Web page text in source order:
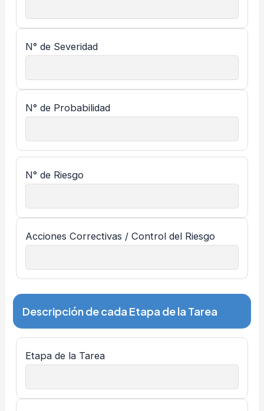
N° de Severidad
N° de Probabilidad
N° de Riesgo
Acciones Correctivas / Control del Riesgo
Descripción de cada Etapa de la Tarea
Etapa de la Tarea